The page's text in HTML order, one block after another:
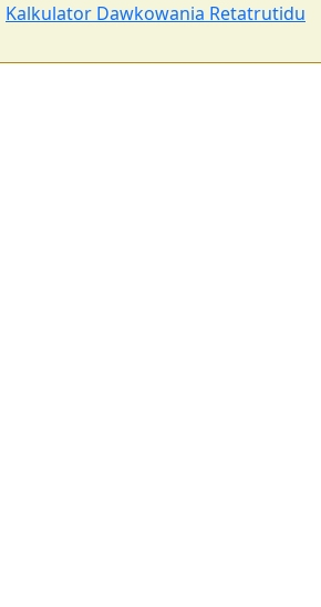
Kalkulator Dawkowania Retatrutidu